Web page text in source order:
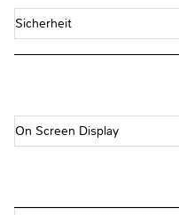
Sicherheit
On Screen Display